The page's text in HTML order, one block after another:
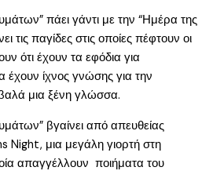
πάει γάντι με την “Ημέρα της
τις παγίδες στις οποίες πέφτουν οι
ότι έχουν τα εφόδια για
ίχνος γνώσης για την
μια ξένη γλώσσα.
βγαίνει από απευθείας
Night, μια μεγάλη γιορτή στη
απαγγέλλουν ποιήματα του